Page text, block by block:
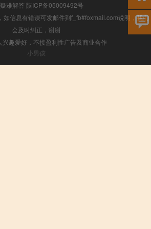
疑难解答 陕ICP备05009492号
如信息有错误可发邮件到f_fb#foxmail.com说明，我们
会及时纠正，谢谢
兴趣爱好，不接盈利性广告及商业合作
小男孩